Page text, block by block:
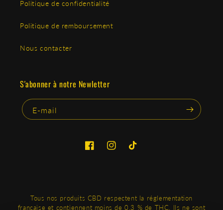
Politique de confidentialité
Politique de remboursement
Nous contacter
S'abonner à notre Newletter
E-mail
FacebookInstagramTikTok
Tous nos produits CBD respectent la réglementation
française et contiennent moins de 0,3 % de THC. Ils ne sont